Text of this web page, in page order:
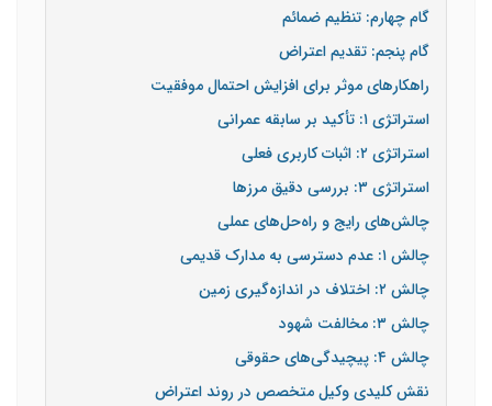
گام چهارم: تنظیم ضمائم
گام پنجم: تقدیم اعتراض
راهکارهای موثر برای افزایش احتمال موفقیت
استراتژی ۱: تأکید بر سابقه عمرانی
استراتژی ۲: اثبات کاربری فعلی
استراتژی ۳: بررسی دقیق مرزها
چالش‌های رایج و راه‌حل‌های عملی
چالش ۱: عدم دسترسی به مدارک قدیمی
چالش ۲: اختلاف در اندازه‌گیری زمین
چالش ۳: مخالفت شهود
چالش ۴: پیچیدگی‌های حقوقی
نقش کلیدی وکیل متخصص در روند اعتراض